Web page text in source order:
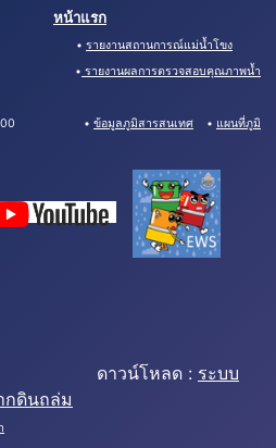
ทยา หน้าแรก
(ชั้น 8) • รายงานสถานการณ์แม่น้ำโขง
อย 34 • รายงานผลการตรวจสอบคุณภาพน้ำ
พฯ 10400 • ข้อมูลภูมิสารสนเทศ • แผนที่ภูมิ
วน์โหลด : ระบบ
กดินถล่ม